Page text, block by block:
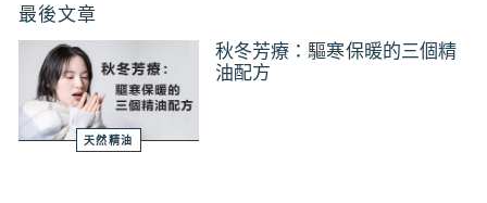
最後文章
天然精油
秋冬芳療：驅寒保暖的三個精
油配方